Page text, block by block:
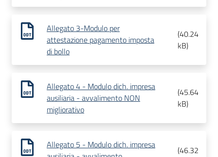
Allegato 3-Modulo per
attestazione pagamento imposta
di bollo
(40.24
kB)
Allegato 4 - Modulo dich. impresa
ausiliaria - avvalimento NON
migliorativo
(45.64
kB)
Allegato 5 - Modulo dich. impresa
(46.32